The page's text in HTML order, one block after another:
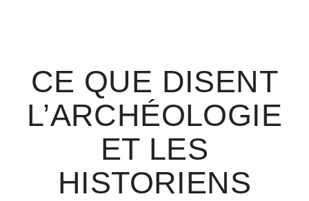
CE QUE DISENT
L’ARCHÉOLOGIE
ET LES
HISTORIENS